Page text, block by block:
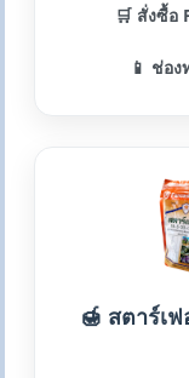
🛒 สั่งซื้อ
📱 ช่อ
🍯 สตาร์เ